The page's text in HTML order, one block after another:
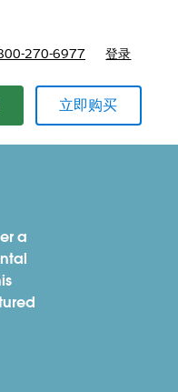
270-6977 登录
立即购买
a